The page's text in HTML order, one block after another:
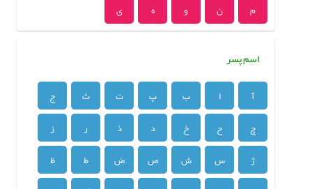
م
ن و ه ی
اسم پسر
آ ا ب پ ت ث
ج
چ
ح خ د ذ ر
ز
ژ
س ش ص ض ط
ظ